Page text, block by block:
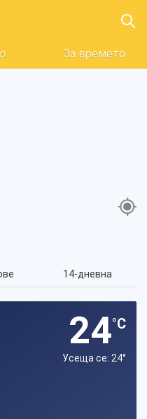
За времето
14-дневна
24°C
Усеща се: 24°